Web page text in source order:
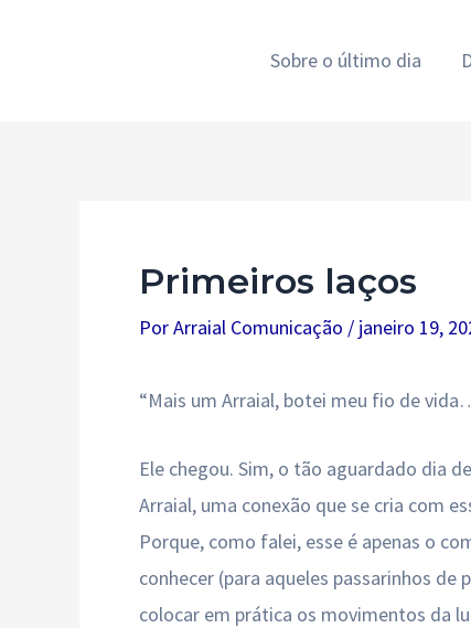
Sobre o último dia
Primeiros laços
PorArraial Comunicação / janeiro 19,
“Mais um Arraial, botei meu fio de
Ele chegou. Sim, o tão aguardado dia
Arraial, uma conexão que se cria com
Porque, como falei, esse é apenas o
conhecer (para aqueles passarinhos
colocar em prática os movimentos da